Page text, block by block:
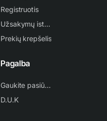
Registruotis
Užsakymų istorija
Prekių krepšelis
Pagalba
Gaukite pasiūlymą
D.U.K